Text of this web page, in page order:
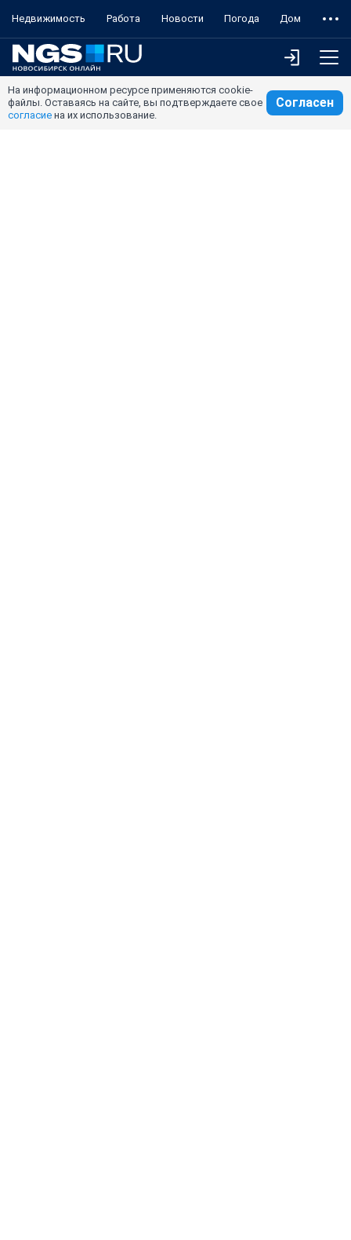
Недвижимость Работа Новости Погода Дом
На информационном ресурсе применяются cookie-
файлы. Оставаясь на сайте, вы подтверждаете свое
согласие на их использование.
Согласен